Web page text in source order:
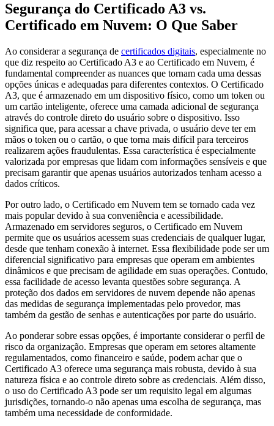
Segurança do Certificado A3 vs.
Certificado em Nuvem: O Que Saber
Ao considerar a segurança de certificados digitais, especialmente no
que diz respeito ao Certificado A3 e ao Certificado em Nuvem, é
fundamental compreender as nuances que tornam cada uma dessas
opções únicas e adequadas para diferentes contextos. O Certificado
A3, que é armazenado em um dispositivo físico, como um token ou
um cartão inteligente, oferece uma camada adicional de segurança
através do controle direto do usuário sobre o dispositivo. Isso
significa que, para acessar a chave privada, o usuário deve ter em
mãos o token ou o cartão, o que torna mais difícil para terceiros
realizarem ações fraudulentas. Essa característica é especialmente
valorizada por empresas que lidam com informações sensíveis e que
precisam garantir que apenas usuários autorizados tenham acesso a
dados críticos.
Por outro lado, o Certificado em Nuvem tem se tornado cada vez
mais popular devido à sua conveniência e acessibilidade.
Armazenado em servidores seguros, o Certificado em Nuvem
permite que os usuários acessem suas credenciais de qualquer lugar,
desde que tenham conexão à internet. Essa flexibilidade pode ser um
diferencial significativo para empresas que operam em ambientes
dinâmicos e que precisam de agilidade em suas operações. Contudo,
essa facilidade de acesso levanta questões sobre segurança. A
proteção dos dados em servidores de nuvem depende não apenas
das medidas de segurança implementadas pelo provedor, mas
também da gestão de senhas e autenticações por parte do usuário.
Ao ponderar sobre essas opções, é importante considerar o perfil de
risco da organização. Empresas que operam em setores altamente
regulamentados, como financeiro e saúde, podem achar que o
Certificado A3 oferece uma segurança mais robusta, devido à sua
natureza física e ao controle direto sobre as credenciais. Além disso,
o uso do Certificado A3 pode ser um requisito legal em algumas
jurisdições, tornando-o não apenas uma escolha de segurança, mas
também uma necessidade de conformidade.